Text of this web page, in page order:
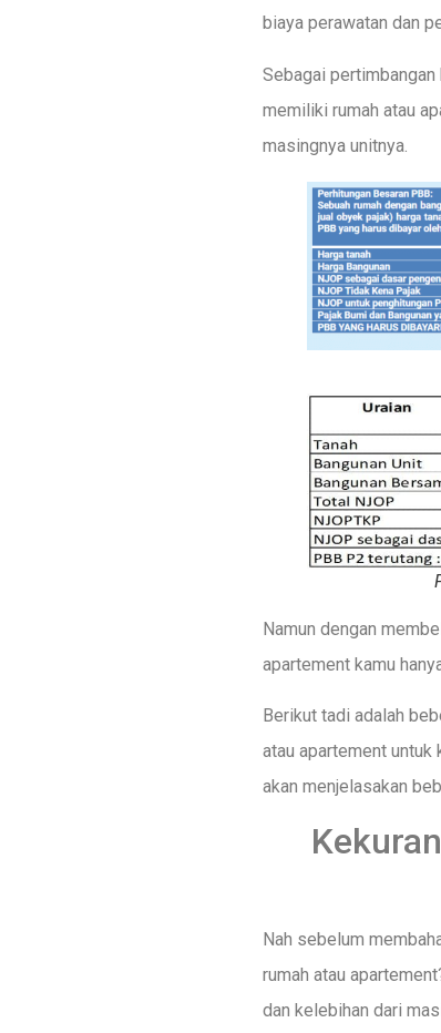
biaya perawatan dan
Sebagai pertimbangan
memiliki rumah atau
masingnya unitnya.
Namun dengan
apartement kamu
Berikut tadi adalah
atau apartement untuk
akan menjelasakan
Nah sebelum
rumah atau
dan kelebihan dari